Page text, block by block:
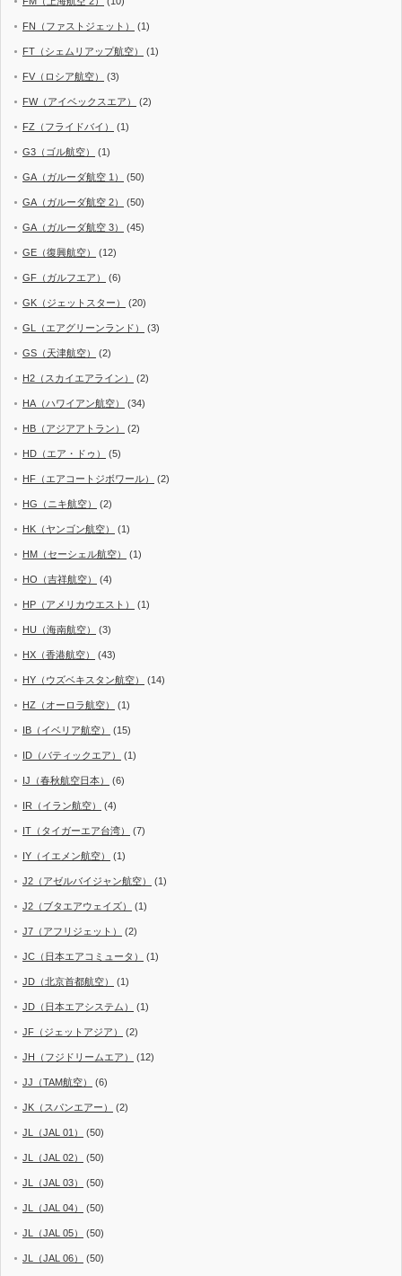
FN（ファストジェット） (1)
FT（シェムリアップ航空） (1)
FV（ロシア航空） (3)
FW（アイベックスエア） (2)
FZ（フライドバイ） (1)
G3（ゴル航空） (1)
GA（ガルーダ航空 1） (50)
GA（ガルーダ航空 2） (50)
GA（ガルーダ航空 3） (45)
GE（復興航空） (12)
GF（ガルフエア） (6)
GK（ジェットスター） (20)
GL（エアグリーンランド） (3)
GS（天津航空） (2)
H2（スカイエアライン） (2)
HA（ハワイアン航空） (34)
HB（アジアアトラン） (2)
HD（エア・ドゥ） (5)
HF（エアコートジボワール） (2)
HG（ニキ航空） (2)
HK（ヤンゴン航空） (1)
HM（セーシェル航空） (1)
HO（吉祥航空） (4)
HP（アメリカウエスト） (1)
HU（海南航空） (3)
HX（香港航空） (43)
HY（ウズベキスタン航空） (14)
HZ（オーロラ航空） (1)
IB（イベリア航空） (15)
ID（バティックエア） (1)
IJ（春秋航空日本） (6)
IR（イラン航空） (4)
IT（タイガーエア台湾） (7)
IY（イエメン航空） (1)
J2（アゼルバイジャン航空） (1)
J2（ブタエアウェイズ） (1)
J7（アフリジェット） (2)
JC（日本エアコミュータ） (1)
JD（北京首都航空） (1)
JD（日本エアシステム） (1)
JF（ジェットアジア） (2)
JH（フジドリームエア） (12)
JJ（TAM航空） (6)
JK（スパンエアー） (2)
JL（JAL 01） (50)
JL（JAL 02） (50)
JL（JAL 03） (50)
JL（JAL 04） (50)
JL（JAL 05） (50)
JL（JAL 06） (50)